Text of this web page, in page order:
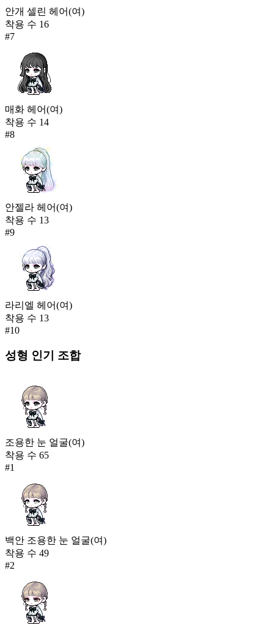
안개 셀린 헤어(여)
착용 수 16
#7
매화 헤어(여)
착용 수 14
#8
안젤라 헤어(여)
착용 수 13
#9
라리엘 헤어(여)
착용 수 13
#10
성형 인기 조합
조용한 눈 얼굴(여)
착용 수 65
#1
백안 조용한 눈 얼굴(여)
착용 수 49
#2